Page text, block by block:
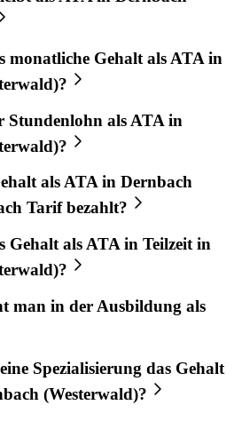
monatliche Gehalt als ATA in
Stundenlohn als ATA in
als ATA in Dernbach
Tarif bezahlt?
Gehalt als ATA in Teilzeit in
man in der Ausbildung als
Spezialisierung das Gehalt
(Westerwald)?